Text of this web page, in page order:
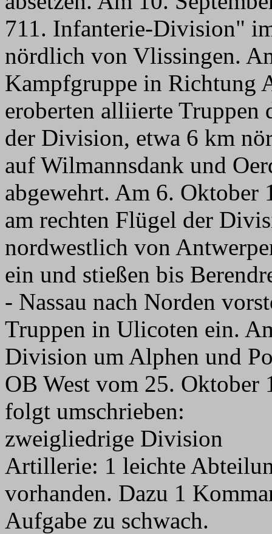
711. Infanterie-Division"
nördlich von Vlissingen.
Kampfgruppe in Richtung
eroberten alliierte Truppen
der Division, etwa 6 km
auf Wilmannsdank und
abgewehrt. Am 6. Oktober
am rechten Flügel der
nordwestlich von
ein und stießen bis
- Nassau nach Norden
Truppen in Ulicoten ein.
Division um Alphen und
OB West vom 25.
folgt umschrieben:
zweigliedrige Division
Artillerie: 1 leichte
vorhanden. Dazu 1
Aufgabe zu schwach.